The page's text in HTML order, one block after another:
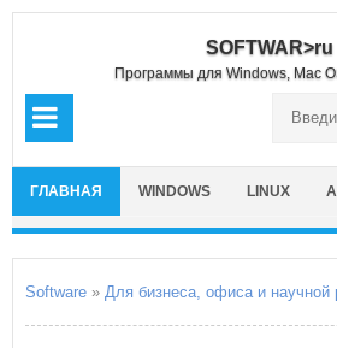
SOFTWAR>ru
Программы для Windows, Mac
ГЛАВНАЯ WINDOWS LINUX
Software » Для бизнеса, офиса и научной